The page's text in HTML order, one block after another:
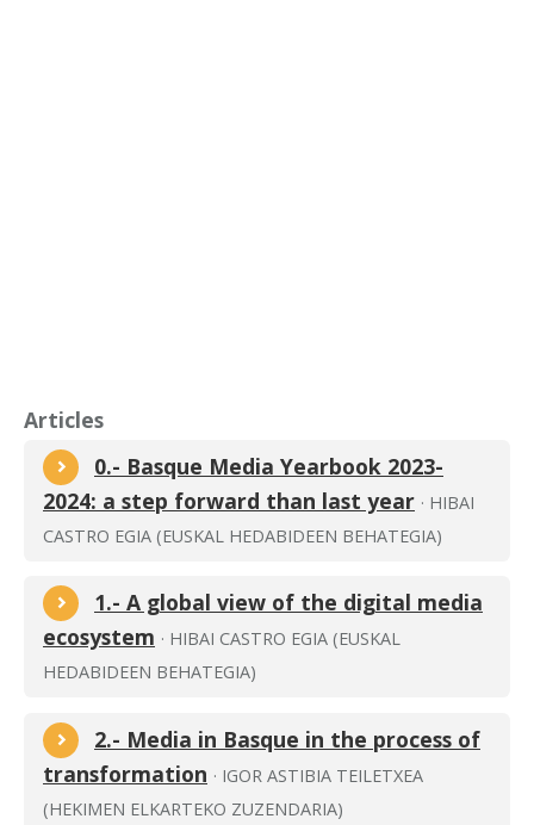
Articles
0.- Basque Media Yearbook 2023-
2024: a step forward than last year · HIBAI
CASTRO EGIA (EUSKAL HEDABIDEEN BEHATEGIA)
1.- A global view of the digital media
ecosystem · HIBAI CASTRO EGIA (EUSKAL
HEDABIDEEN BEHATEGIA)
2.- Media in Basque in the process of
transformation · IGOR ASTIBIA TEILETXEA
(HEKIMEN ELKARTEKO ZUZENDARIA)